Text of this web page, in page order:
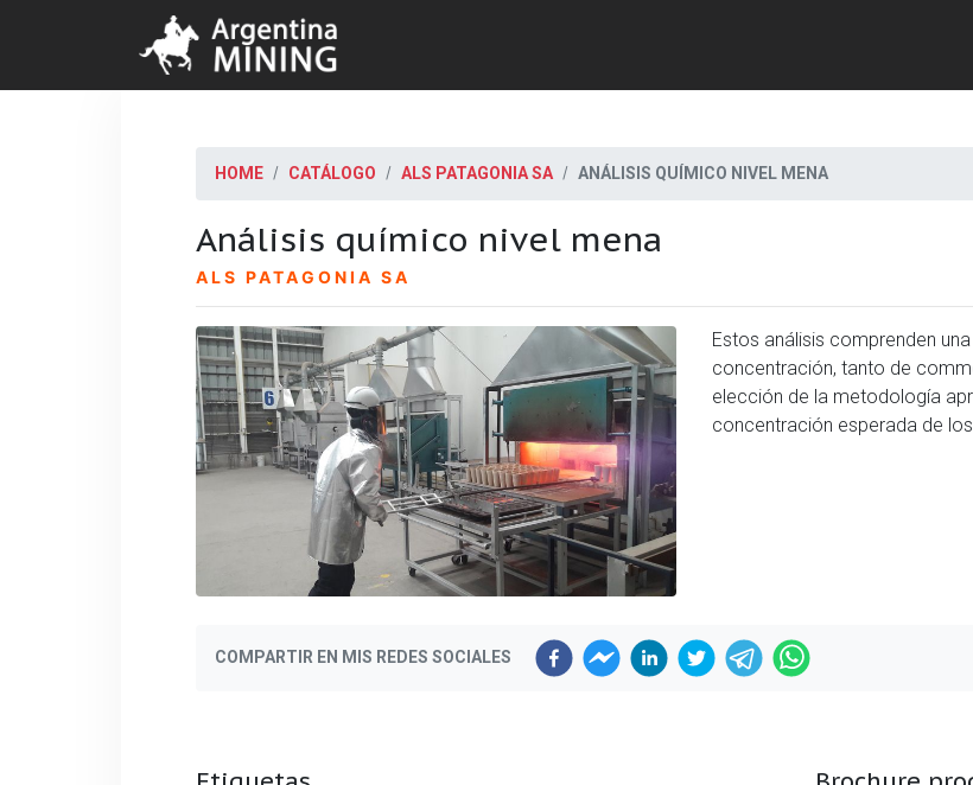
HOME CATÁLOGO ALS PATAGONIA SA ANÁLISIS QUÍMICO NIVEL MENA
Análisis químico nivel mena
ALS PATAGONIA SA
Estos análisis comprenden
concentración, tanto de
elección de la metodología
concentración esperada de
COMPARTIR EN MIS REDES SOCIALES